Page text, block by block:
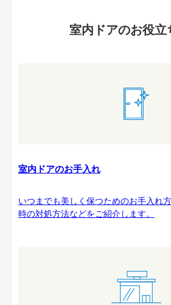
室内ドアのお役立
室内ドアのお手入れ
いつまでも美しく保つためのお手入れ
時の対処方法などをご紹介します。